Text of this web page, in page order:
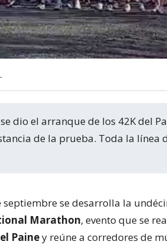
de la prueba. Toda la línea
septiembre se desarrolla la
Marathon, evento que se
Painey reúne a corredores de